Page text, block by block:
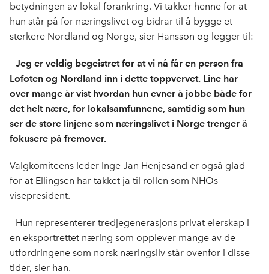
betydningen av lokal forankring. Vi takker henne for at
hun står på for næringslivet og bidrar til å bygge et
sterkere Nordland og Norge, sier Hansson og legger til:
– Jeg er veldig begeistret for at vi nå får en person fra
Lofoten og Nordland inn i dette toppvervet. Line har
over mange år vist hvordan hun evner å jobbe både for
det helt nære, for lokalsamfunnene, samtidig som hun
ser de store linjene som næringslivet i Norge trenger å
fokusere på fremover.
Valgkomiteens leder Inge Jan Henjesand er også glad
for at Ellingsen har takket ja til rollen som NHOs
visepresident.
– Hun representerer tredjegenerasjons privat eierskap i
en eksportrettet næring som opplever mange av de
utfordringene som norsk næringsliv står ovenfor i disse
tider, sier han.